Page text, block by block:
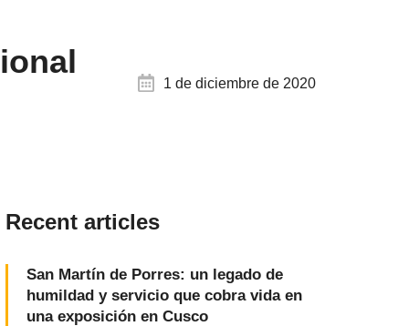
1 de diciembre de 2020
Recent articles
San Martín de Porres: un legado de
humildad y servicio que cobra vida en
una exposición en Cusco